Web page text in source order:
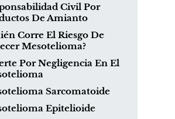
Civil Por
De Amianto
Corre El Riesgo De
Mesotelioma?
Por Negligencia En El
Sarcomatoide
Epitelioide